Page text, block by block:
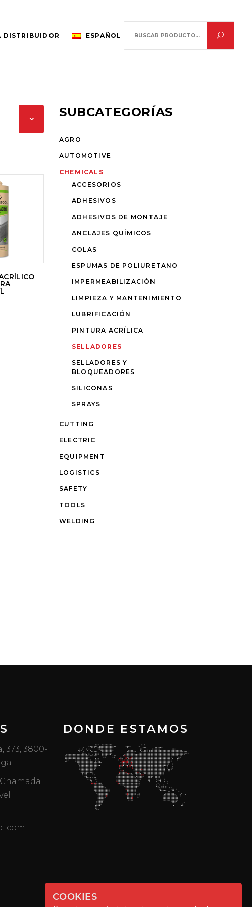
DISTRIBUIDOR ESPAÑOL
SUBCATEGORÍAS
AGRO
AUTOMOTIVE
CHEMICALS
ACCESORIOS
ADHESIVOS
ADHESIVOS DE MONTAJE
ANCLAJES QUÍMICOS
COLAS
ESPUMAS DE POLIURETANO
IMPERMEABILIZACIÓN
LIMPIEZA Y MANTENIMIENTO
LUBRIFICACIÓN
PINTURA ACRÍLICA
SELLADORES
SELLADORES Y
BLOQUEADORES
SILICONAS
SPRAYS
CUTTING
ELECTRIC
EQUIPMENT
LOGISTICS
SAFETY
TOOLS
WELDING
373, 3800-
DONDE ESTAMOS
COOKIES